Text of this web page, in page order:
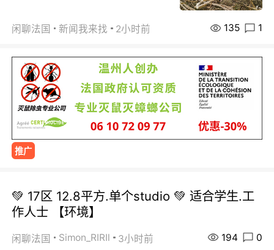
闲聊法国 新闻我来找 2小时前 135 1
推广
💚 17区 12.8平方.单个studio 💚 适合学生.工
作人士 【环境】
闲聊法国 Simon_RIRIl 3小时前 194 0